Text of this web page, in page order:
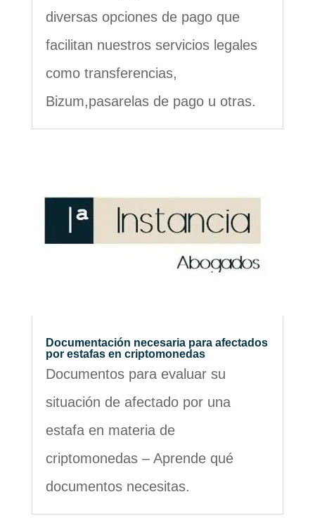
diversas opciones de pago que
facilitan nuestros servicios legales
como transferencias,
Bizum,pasarelas de pago u otras.
Documentación necesaria para afectados
por estafas en criptomonedas
Documentos para evaluar su
situación de afectado por una
estafa en materia de
criptomonedas – Aprende qué
documentos necesitas.